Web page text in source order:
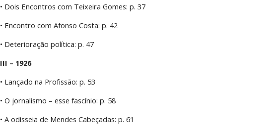
• Dois Encontros com Teixeira Gomes: p. 37
• Encontro com Afonso Costa: p. 42
• Deterioração política: p. 47
III – 1926
• Lançado na Profissão: p. 53
• O jornalismo – esse fascínio: p. 58
• A odisseia de Mendes Cabeçadas: p. 61